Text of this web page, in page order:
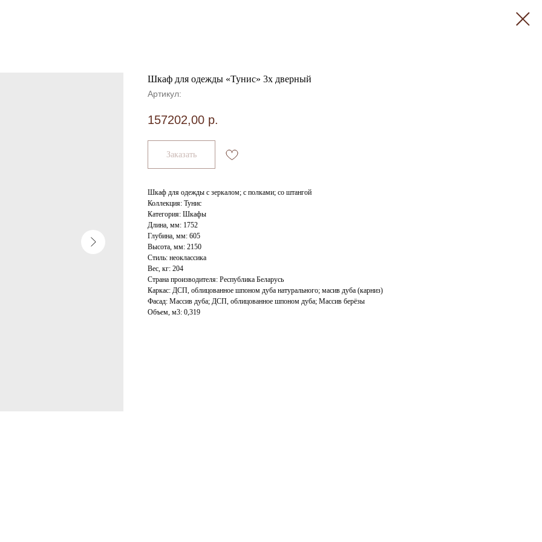
Шкаф для одежды «Тунис» 3х дверный
Артикул:
157202,00 р.
Заказать
Шкаф для одежды с зеркалом; с полками; со штангой
Коллекция: Тунис
Категория: Шкафы
Длина, мм: 1752
Глубина, мм: 605
Высота, мм: 2150
Стиль: неоклассика
Вес, кг: 204
Страна производителя: Республика Беларусь
Каркас: ДСП, облицованное шпоном дуба натурального; масив дуба (карниз)
Фасад: Массив дуба; ДСП, облицованное шпоном дуба; Массив берёзы
Объем, м3: 0,319